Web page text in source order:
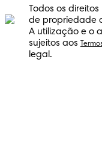
Todos os
de propriedade
A utilização e o
sujeitos aos
legal.